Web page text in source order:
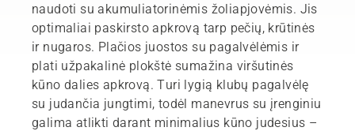
naudoti su akumuliatorinėmis žoliapjovėmis. Jis
optimaliai paskirsto apkrovą tarp pečių, krūtinės
ir nugaros. Plačios juostos su pagalvėlėmis ir
plati užpakalinė plokštė sumažina viršutinės
kūno dalies apkrovą. Turi lygią klubų pagalvėlę
su judančia jungtimi, todėl manevrus su įrenginiu
galima atlikti darant minimalius kūno judesius –